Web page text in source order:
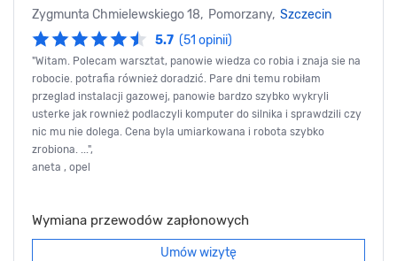
Zygmunta Chmielewskiego 18, Pomorzany, Szczecin
5.7 (51 opinii)
"Witam. Polecam warsztat, panowie wiedza co robia i znaja sie na
robocie. potrafia również doradzić. Pare dni temu robiłam
przeglad instalacji gazowej, panowie bardzo szybko wykryli
usterke jak rownież podlaczyli komputer do silnika i sprawdzili czy
nic mu nie dolega. Cena byla umiarkowana i robota szybko
zrobiona. ...",
aneta , opel
Wymiana przewodów zapłonowych
Umów wizytę